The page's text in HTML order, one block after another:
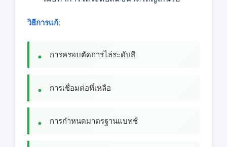
วิธีการแก้:
การครอบตัดการไล่ระดับสี
การเชื่อมต่อที่เหลือ
การกําหนดมาตรฐานแบทช์